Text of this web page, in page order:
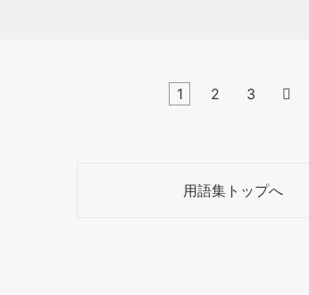
1 2 3 
用語集トップへ